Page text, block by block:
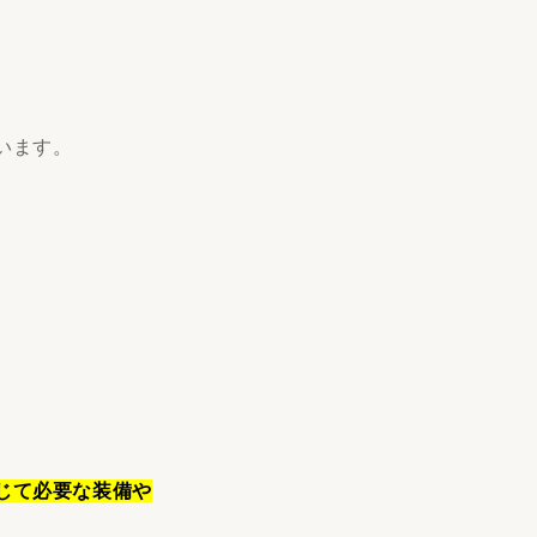
す。
て必要な装備や